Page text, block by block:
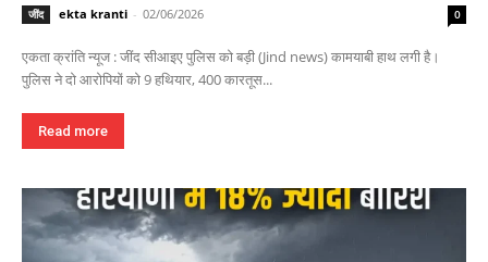
जींद ekta kranti - 02/06/2026 0
एकता क्रांति न्यूज : जींद सीआइए पुलिस को बड़ी (Jind news) कामयाबी हाथ लगी है।
पुलिस ने दो आरोपियों को 9 हथियार, 400 कारतूस...
Read more